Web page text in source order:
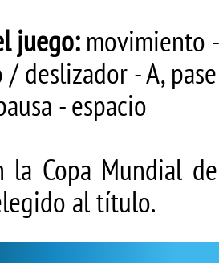
juego:movimiento
/ deslizador - A,
- espacio
la Copa Mundial
al título.